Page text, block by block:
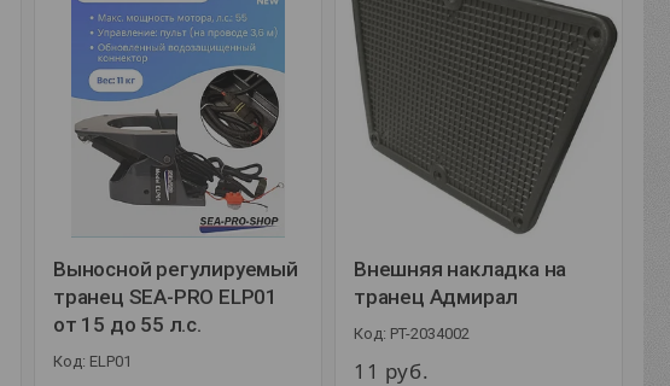
Выносной регулируемый
транец SEA-PRO ELP01
от 15 до 55 л.с.
ELP01
Внешняя накладка на
транец Адмирал
PT-2034002
11 руб.